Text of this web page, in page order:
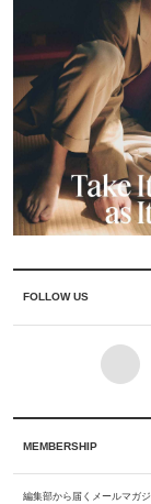
FOLLOW US
MEMBERSHIP
編集部から届くメールマガ